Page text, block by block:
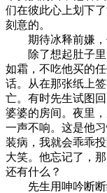
们在彼此心上划下
刻意的。
期待冰释前嫌，
除了想起肚子里
如霜，不吃他买的
话。从在那张纸上
亡。有时先生试图
婆婆的房间。夜里
一声不响。这是他
装病，我就会乖乖
大笑。他忘记了，
还有什么？
先生用呻吟断断